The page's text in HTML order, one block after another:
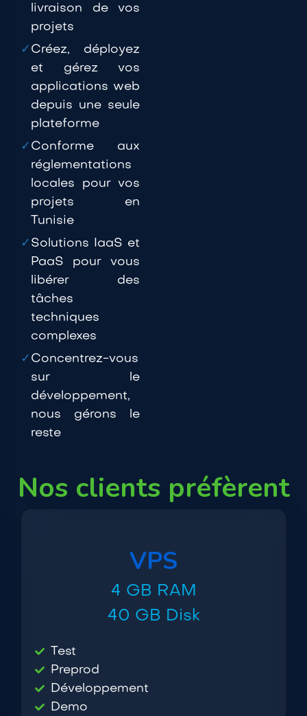
livraison de vos
projets
✓ Créez, déployez
et gérez vos
applications web
depuis une seule
plateforme
✓ Conforme aux
réglementations
locales pour vos
projets en
Tunisie
✓ Solutions IaaS et
PaaS pour vous
libérer des
tâches
techniques
complexes
✓ Concentrez-vous
sur le
développement,
nous gérons le
reste
Nos clients préfèrent
VPS
4 GB RAM
40 GB Disk
Test
Preprod
Développement
Demo